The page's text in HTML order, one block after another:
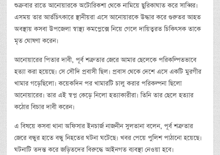
শুক্রবার রাতে আনোয়ারকে অটোরিকশা থেকে নামিয়ে ছুরিকাঘাত করে সাব্বির।
এসময় তার আর্তচিৎকারে স্থানীয়রা এসে আনোয়ারকে উদ্ধার করে গুরুতর আহত
অবস্থায় কসবা উপজেলা স্বাস্থ্য কমপ্লেক্সে নিয়ে গেলে দায়িত্বরত চিকিৎসক তাকে
মৃত ঘোষণা করেন।
আনোয়ারের পিতার দাবী, পূর্ব শত্রুতার জেরে আমার ছেলেকে পরিকল্পিতভাবে
হত্যা করা হয়েছে। সে সৌদি প্রবাসী ছিল। প্রবাস থেকে দেশে এসে একটি মুরগীর
খামার গড়েছিলো। কয়েকদিন পর খামারটি চালু করার পরিকল্পনা ছিলো
আনোয়ারের। তার এই স্বপ্ন কেড়ে নিলো হত্যাকারীরা। তিনি তার ছেলে হত্যার
কঠোর বিচার দাবী করেন।
এ বিষয়ে কসবা থানা অফিসার ইনচার্জ নাজনীন সুলতানা বলেন, পূর্ব শত্রুতার
জেরে বন্ধুর হাতে বন্ধু নিহতের ঘটনা ঘটেছে। খবর পেয়ে পুলিশ পাঠানো হয়েছে।
ঘটনাটি তদন্ত করে জড়িতদের বিরুদ্ধে আইনগত ব্যবস্থা নেওয়া হবে।